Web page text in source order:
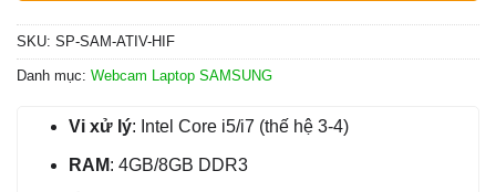
SKU: SP-SAM-ATIV-HIF
Danh mục: Webcam Laptop SAMSUNG
Vi xử lý: Intel Core i5/i7 (thế hệ 3-4)
RAM: 4GB/8GB DDR3